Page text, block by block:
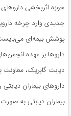
حوزه اثربخشی داروهای
جدیدی وارد چرخه
پوشش بیمه‌ای می‌بایست
داروها بر عهده
دیابت گابریک،
داروهای بیماران
بیماران دیابتی به